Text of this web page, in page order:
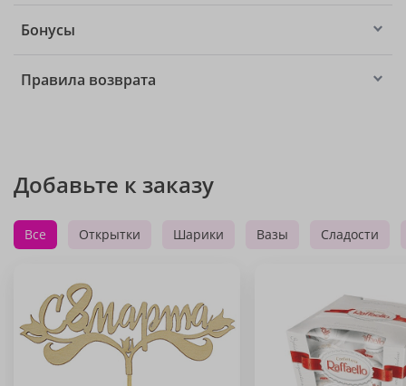
Бонусы
Правила возврата
Добавьте к заказу
Все Открытки Шарики Вазы Сладости